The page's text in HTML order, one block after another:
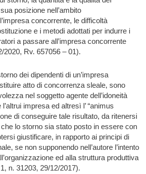
posizione nell’ambito
concorrente, le difficoltà
e i metodi adottati per indurre i
a passare all’impresa concorrente
2020, Rv. 657056 – 01).
dei dipendenti di un’impresa
atto di concorrenza sleale, sono
nel soggetto agente dell’idoneità
impresa ed altresì l’ “animus
di conseguire tale risultato, da ritenersi
lo storno sia stato posto in essere con
giustificare, in rapporto ai principi di
se non supponendo nell’autore l’intento
ed alla struttura produttiva
n. 31203, 29/12/2017).